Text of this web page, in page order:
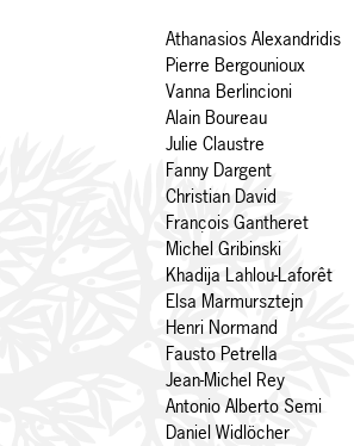
Athanasios Alexandridis
Pierre Bergounioux
Vanna Berlincioni
Alain Boureau
Julie Claustre
Fanny Dargent
Christian David
François Gantheret
Michel Gribinski
Khadija Lahlou-Laforêt
Elsa Marmursztejn
Henri Normand
Fausto Petrella
Jean-Michel Rey
Antonio Alberto Semi
Daniel Widlöcher